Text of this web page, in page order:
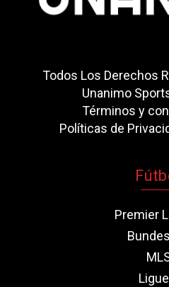
Todos Los Derechos
Unanimo
Términos y
Políticas de
Premier